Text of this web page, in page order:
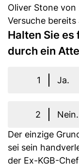
Oliver Stone
Versuche
Halten Sie
durch ein
1 Ja.
2
Nein.
Der einzige
sei sein
der Ex-KGB-